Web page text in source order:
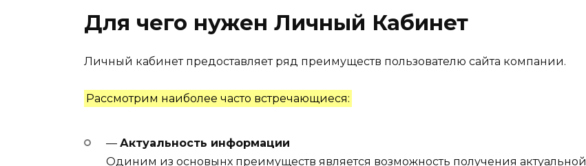
Для чего нужен Личный Кабинет
Личный кабинет предоставляет ряд преимуществ пользователю сайта компании.
Рассмотрим наиболее часто встречающиеся:
— Актуальность информации
Одиним из основынх преимуществ является возможность получения актуальной